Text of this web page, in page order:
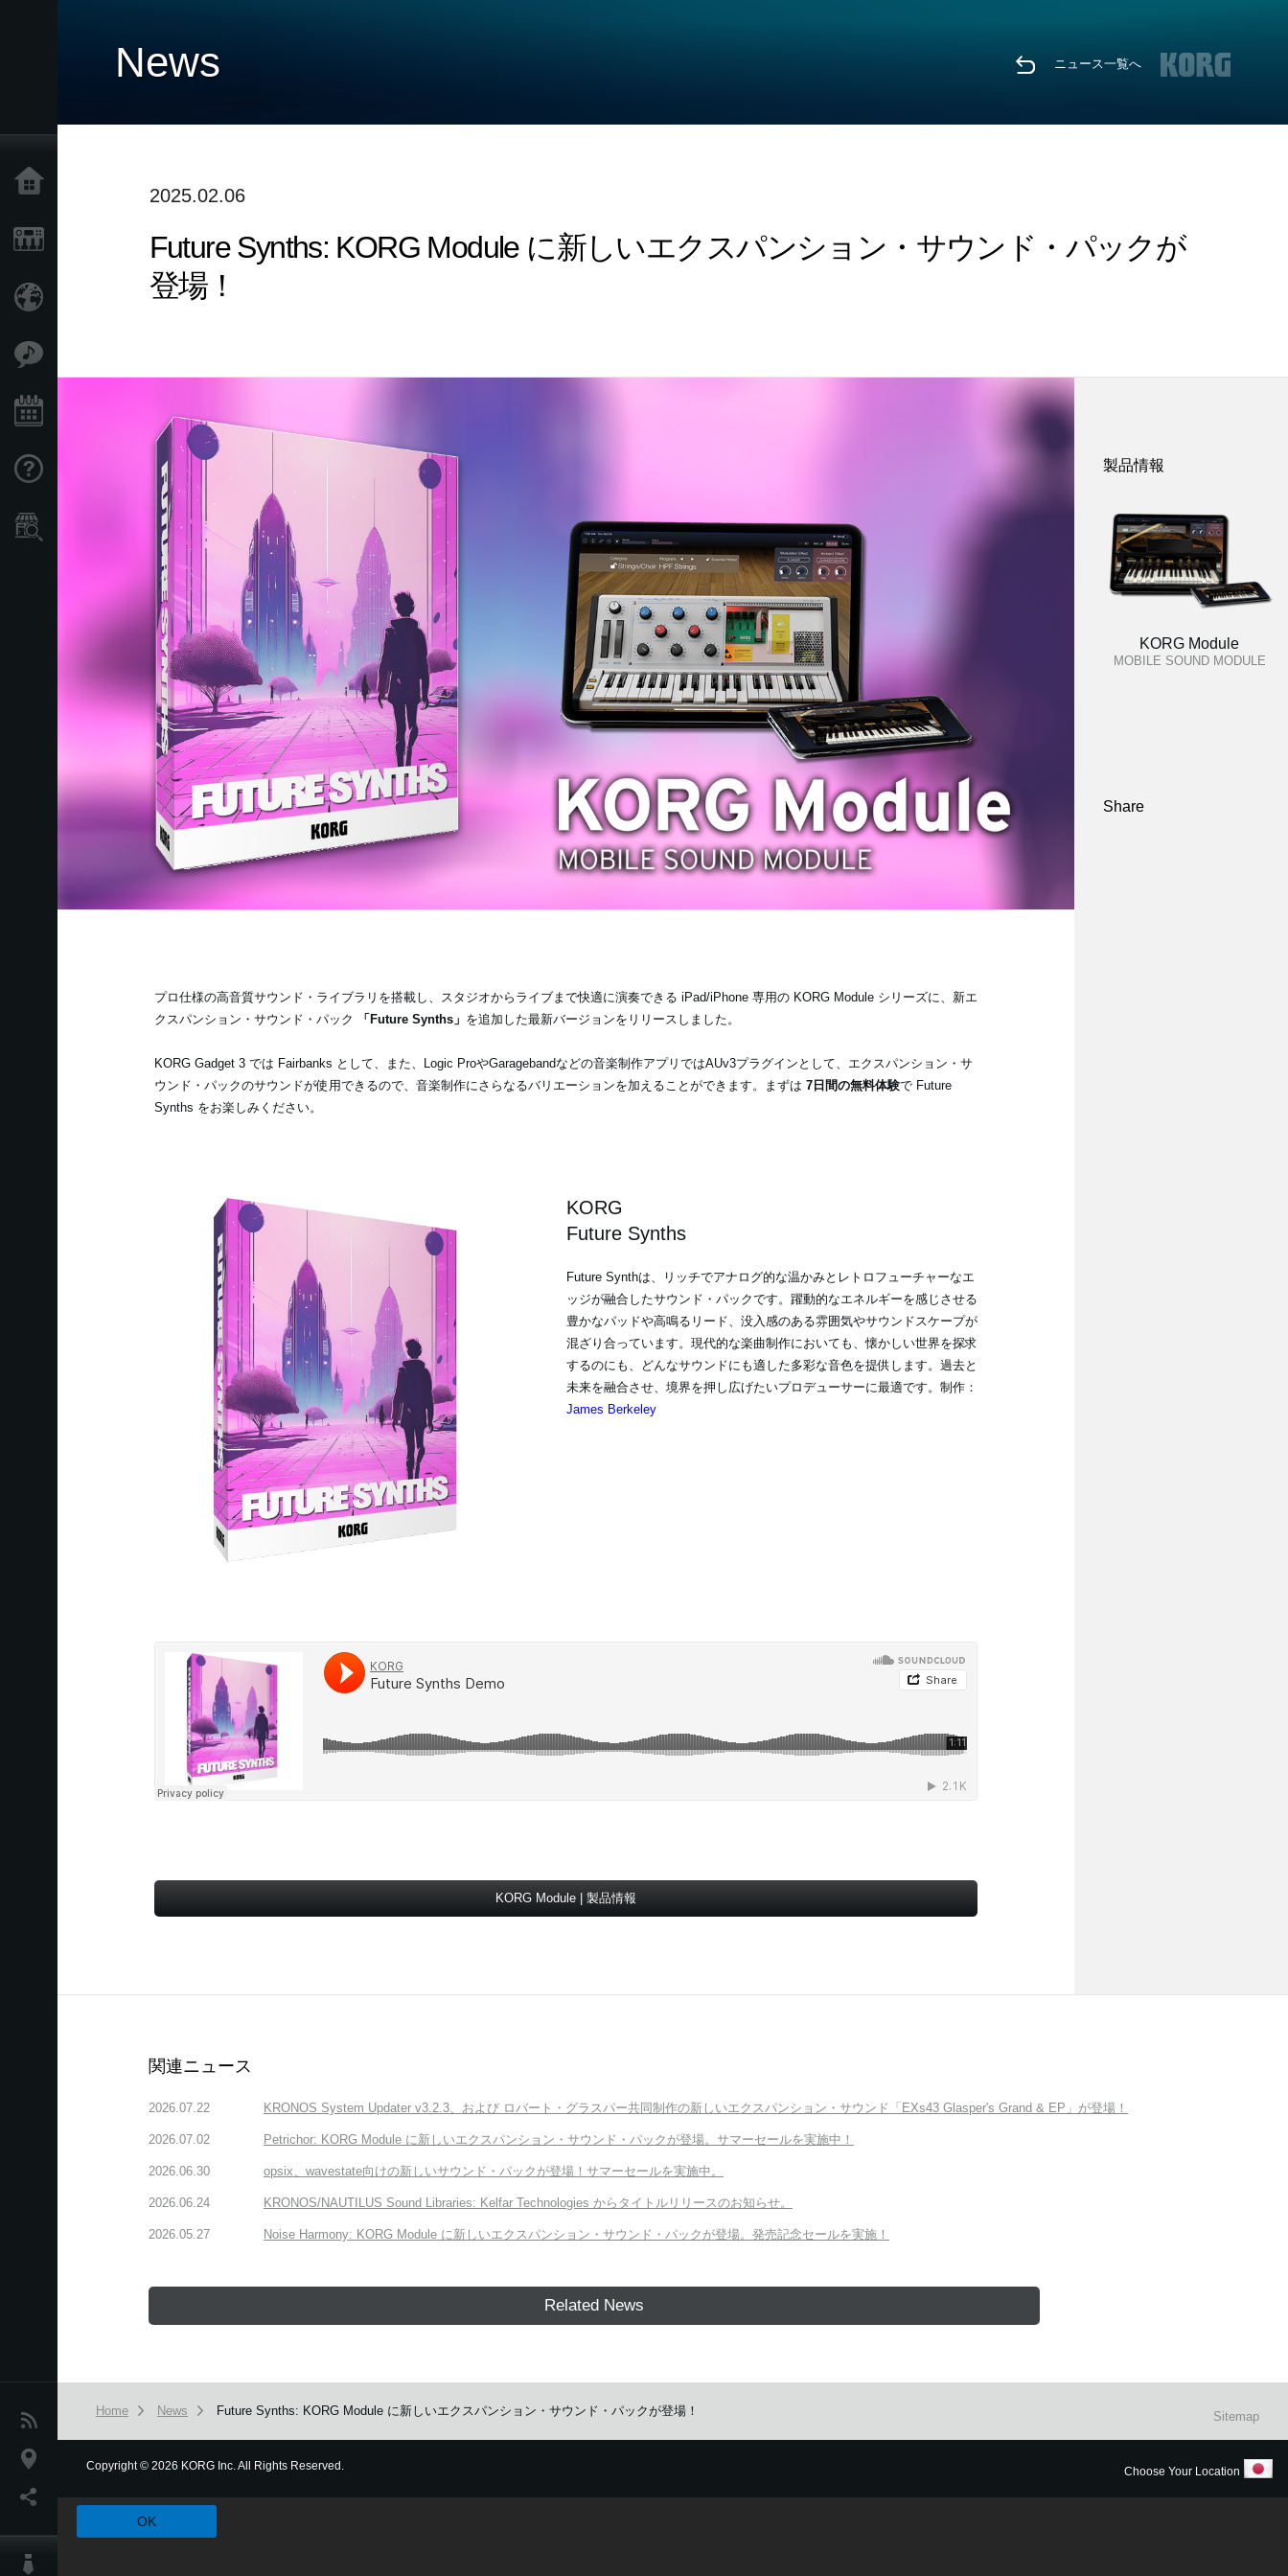
Import Products
News
Location
News ニュース一覧へ
2025.02.06
Future Synths: KORG Module に新しいエクスパンション・サウンド・パックが
登場！
プロ仕様の高音質サウンド・ライブラリを搭載し、スタジオからライブまで快適に演奏できる iPad/iPhone 専用の KORG Module シリーズに、新エ
クスパンション・サウンド・パック
「Future Synths」 を追加した最新バージョンをリリースしました。
KORG Gadget 3 では Fairbanks として、また、Logic ProやGaragebandなどの音楽制作アプリではAUv3プラグインとして、エクスパンション・サ
ウンド・パックのサウンドが使用できるので、音楽制作にさらなるバリエーションを加えることができます。まずは 7日間の無料体験で Future
Synths をお楽しみください。
KORG
Future Synths
Future Synthは、リッチでアナログ的な温かみとレトロフューチャーなエ
ッジが融合したサウンド・パックです。躍動的なエネルギーを感じさせる
豊かなパッドや高鳴るリード、没入感のある雰囲気やサウンドスケープが
混ざり合っています。現代的な楽曲制作においても、懐かしい世界を探求
するのにも、どんなサウンドにも適した多彩な音色を提供します。過去と
未来を融合させ、境界を押し広げたいプロデューサーに最適です。制作：
James Berkeley
KORG Module | 製品情報
製品情報
KORG Module
MOBILE SOUND MODULE
Share
関連ニュース
2026.07.22 KRONOS System Updater v3.2.3、および ロバート・グラスパー共同制作の新しいエクスパンション・サウンド「EXs43 Glasper's Grand & EP」が登場！
2026.07.02 Petrichor: KORG Module に新しいエクスパンション・サウンド・パックが登場。サマーセールを実施中！
2026.06.30 opsix、wavestate向けの新しいサウンド・パックが登場！サマーセールを実施中。
2026.06.24 KRONOS/NAUTILUS Sound Libraries: Kelfar Technologies からタイトルリリースのお知らせ。
2026.05.27 Noise Harmony: KORG Module に新しいエクスパンション・サウンド・パックが登場。発売記念セールを実施！
Related News
Home News Future Synths: KORG Module に新しいエクスパンション・サウンド・パックが登場！ Sitemap
Copyright© 2026 KORG Inc. All Rights Reserved. Choose Your Location
OK